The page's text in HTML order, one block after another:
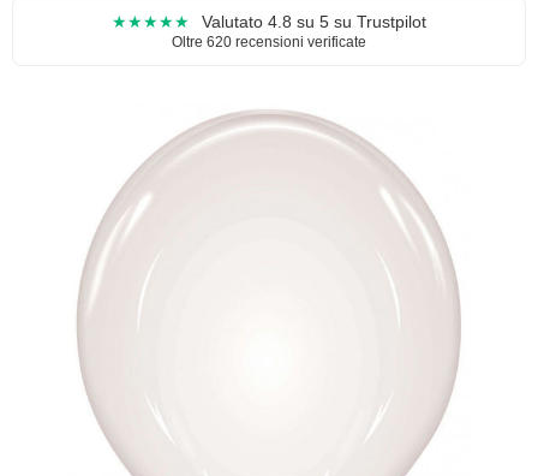
★★★★★ Valutato 4.8 su 5 su Trustpilot
Oltre 620 recensioni verificate